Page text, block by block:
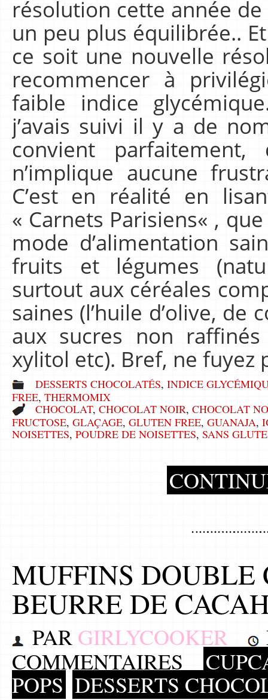
résolution cette année
un peu plus équilibrée..
ce soit une nouvelle
recommencer à
faible indice
j’avais suivi il y a de
convient
n’implique aucune
C’est en réalité en
« Carnets Parisiens« ,
mode d’alimentation
fruits et légumes
surtout aux céréales
saines (l’huile d’olive, de
aux sucres non
xylitol etc). Bref, ne fuyez
DESSERTS CHOCOLATÉS, INDICE
FREE, THERMOMIX
CHOCOLAT, CHOCOLAT NOIR, CHOCOLAT
FRUCTOSE, GLAÇAGE, GLUTEN FREE, GUANAJA,
NOISETTES, POUDRE DE NOISETTES, SANS
MUFFINS DOUBLE
BEURRE DE
PAR GIRLYCOOKER
COMMENTAIRES
POPS DESSERTS